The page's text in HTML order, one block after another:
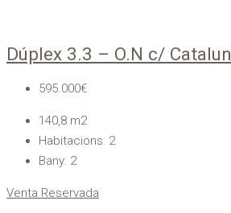
Dúplex 3.3 – O.N c/
595.000€
140,8 m2
Habitacions: 2
Bany: 2
Venta Reservada